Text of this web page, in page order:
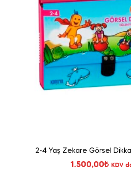
2-4 Yaş Zekare Görsel
1.500,00₺ KDV